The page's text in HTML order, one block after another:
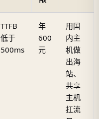
TTFB
低于
500ms
年
600
元
用国
内主
机做
出海
站、
共享
主机
扛流